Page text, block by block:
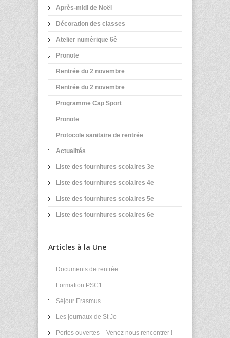
Après-midi de Noël
Décoration des classes
Atelier numérique 6è
Pronote
Rentrée du 2 novembre
Rentrée du 2 novembre
Programme Cap Sport
Pronote
Protocole sanitaire de rentrée
Actualités
Liste des fournitures scolaires 3e
Liste des fournitures scolaires 4e
Liste des fournitures scolaires 5e
Liste des fournitures scolaires 6e
Articles à la Une
Documents de rentrée
Formation PSC1
Séjour Erasmus
Les journaux de St Jo
Portes ouvertes – Venez nous rencontrer !